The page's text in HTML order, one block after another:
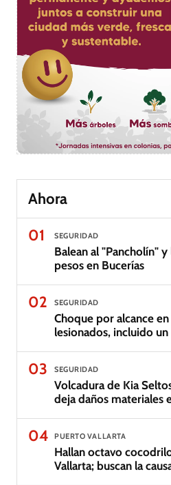
Ahora
01
SEGURIDAD
Balean al "Pancholín"
pesos en Bucerías
02 SEGURIDAD
Choque por alcance
lesionados, incluido
03 SEGURIDAD
Volcadura de Kia
deja daños materiales
04 PUERTO VALLARTA
Hallan octavo
Vallarta; buscan la